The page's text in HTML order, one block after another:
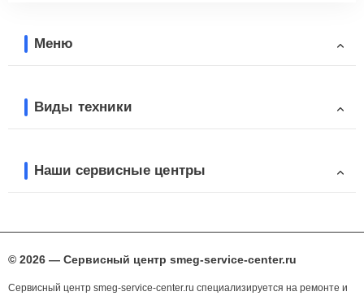
Меню
Виды техники
Наши сервисные центры
© 2026 — Сервисный центр smeg-service-center.ru
Сервисный центр smeg-service-center.ru специализируется на ремонте и